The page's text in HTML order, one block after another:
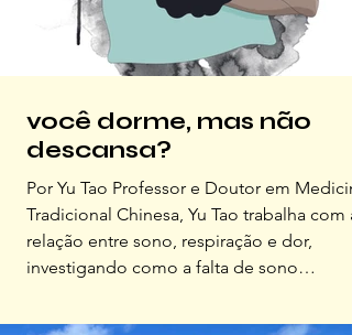
você dorme, mas não
descansa?
Por Yu Tao Professor e Doutor em
Tradicional Chinesa, Yu Tao trabalha com a
relação entre sono, respiração e dor,
investigando como a falta de sono
o que favorece o surgimento de dores